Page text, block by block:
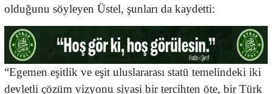
olduğunu söyleyen Üstel, şunları da kaydetti:
“Egemen eşitlik ve eşit uluslararası statü temelindeki iki
devletli çözüm vizyonu siyasi bir tercihten öte, bir Türk